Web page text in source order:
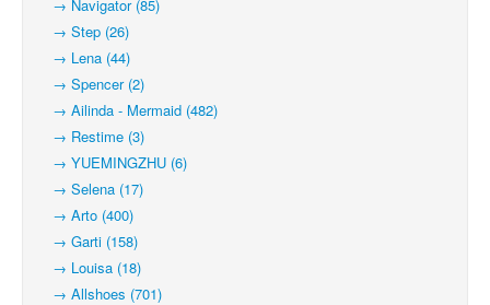
→ Navigator (85)
→ Step (26)
→ Lena (44)
→ Spencer (2)
→ Ailinda - Mermaid (482)
→ Restime (3)
→ YUEMINGZHU (6)
→ Selena (17)
→ Arto (400)
→ Garti (158)
→ Louisa (18)
→ Allshoes (701)